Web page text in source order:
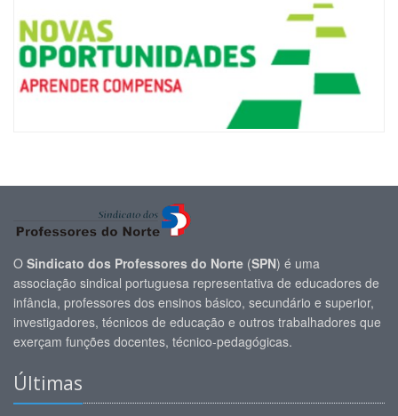
O Sindicato dos Professores do Norte (SPN) é uma
associação sindical portuguesa representativa de educadores de
infância, professores dos ensinos básico, secundário e superior,
investigadores, técnicos de educação e outros trabalhadores que
exerçam funções docentes, técnico-pedagógicas.
Últimas